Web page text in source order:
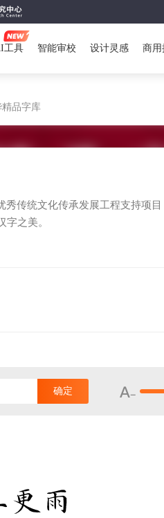
工具 智能审校 设计灵感 商用
精品字库
秀传统文化传承发展工程支持项
字之美。
确定
雨